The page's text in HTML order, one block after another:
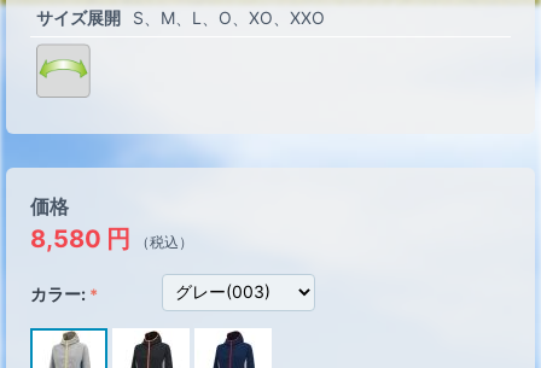
サイズ展開
S M L O XO XXO
価格
8,580 円 （税込）
カラー: